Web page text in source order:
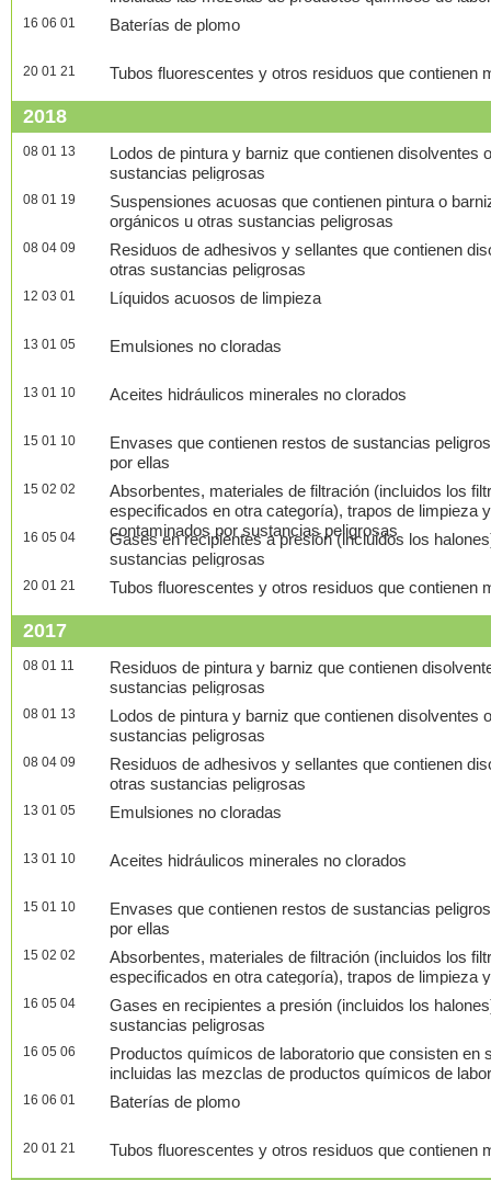
16 06 01 Baterías de plomo
20 01 21 Tubos fluorescentes y otros residuos que contienen
2018
08 01 13
Lodos de pintura y barniz que contienen disolventes
sustancias peligrosas
08 01 19
Suspensiones acuosas que contienen pintura o
orgánicos u otras sustancias peligrosas
08 04 09
Residuos de adhesivos y sellantes que contienen
otras sustancias peligrosas
12 03 01 Líquidos acuosos de limpieza
13 01 05 Emulsiones no cloradas
13 01 10 Aceites hidráulicos minerales no clorados
15 01 10
Envases que contienen restos de sustancias
por ellas
15 02 02
Absorbentes, materiales de filtración (incluidos los
especificados en otra categoría), trapos de limpieza
contaminados por sustancias peligrosas
16 05 04
Gases en recipientes a presión (incluidos los
sustancias peligrosas
20 01 21 Tubos fluorescentes y otros residuos que contienen
2017
08 01 11
Residuos de pintura y barniz que contienen
sustancias peligrosas
08 01 13
Lodos de pintura y barniz que contienen disolventes
sustancias peligrosas
08 04 09
Residuos de adhesivos y sellantes que contienen
otras sustancias peligrosas
13 01 05 Emulsiones no cloradas
13 01 10 Aceites hidráulicos minerales no clorados
15 01 10
Envases que contienen restos de sustancias
por ellas
15 02 02
Absorbentes, materiales de filtración (incluidos los
especificados en otra categoría), trapos de limpieza
contaminados por sustancias peligrosas
16 05 04
Gases en recipientes a presión (incluidos los
sustancias peligrosas
16 05 06
Productos químicos de laboratorio que consisten en
incluidas las mezclas de productos químicos de
16 06 01 Baterías de plomo
20 01 21 Tubos fluorescentes y otros residuos que contienen